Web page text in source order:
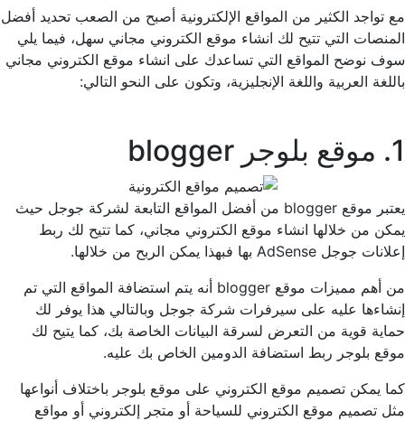
مع تواجد الكثير من المواقع الإلكترونية أصبح من الصعب تحديد أفضل
المنصات التي تتيح لك انشاء موقع الكتروني مجاني سهل، فيما يلي
سوف نوضح المواقع التي تساعدك على انشاء موقع الكتروني مجاني
باللغة العربية واللغة الإنجليزية، وتكون على النحو التالي:
1. موقع بلوجر blogger
يعتبر موقع blogger من أفضل المواقع التابعة لشركة جوجل حيث
يمكن من خلالها انشاء موقع الكتروني مجاني، كما تتيح لك ربط
إعلانات جوجل AdSense بها فبهذا يمكن الربح من خلالها.
من أهم مميزات موقع blogger أنه يتم استضافة المواقع التي تم
إنشاءها عليه على سيرفرات شركة جوجل وبالتالي هذا يوفر لك
حماية قوية من التعرض لسرقة البيانات الخاصة بك، كما يتيح لك
موقع بلوجر ربط استضافة الدومين الخاص بك عليه.
كما يمكن تصميم موقع الكتروني على موقع بلوجر باختلاف أنواعها
مثل تصميم موقع الكتروني للسياحة أو متجر إلكتروني أو مواقع